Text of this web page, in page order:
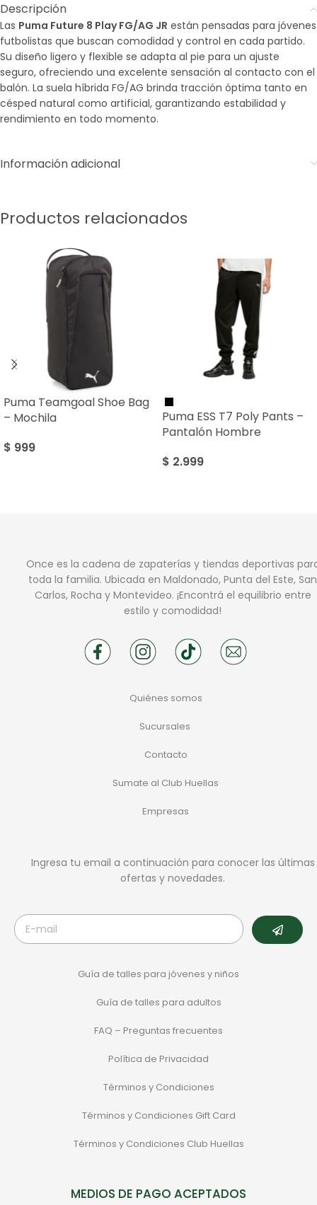
Descripción
Las Puma Future 8 Play FG/AG JR están pensadas para jóvenes
futbolistas que buscan comodidad y control en cada partido.
Su diseño ligero y flexible se adapta al pie para un ajuste
seguro, ofreciendo una excelente sensación al contacto con el
balón. La suela híbrida FG/AG brinda tracción óptima tanto en
césped natural como artificial, garantizando estabilidad y
rendimiento en todo momento.
Información adicional
Productos relacionados
Puma Teamgoal Shoe Bag
– Mochila
$ 999
Puma ESS T7 Poly Pants –
Pantalón Hombre
$ 2.999
Once es la cadena de zapaterías y tiendas deportivas
toda la familia. Ubicada en Maldonado, Punta del Este, San
Carlos, Rocha y Montevideo. ¡Encontrá el equilibrio entre
estilo y comodidad!
Quiénes somos
Sucursales
Contacto
Sumate al Club Huellas
Empresas
Ingresa tu email a continuación para conocer las últimas
ofertas y novedades.
Guía de talles para jóvenes y niños
Guía de talles para adultos
FAQ – Preguntas frecuentes
Política de Privacidad
Términos y Condiciones
Términos y Condiciones Gift Card
Términos y Condiciones Club Huellas
MEDIOS DE PAGO ACEPTADOS